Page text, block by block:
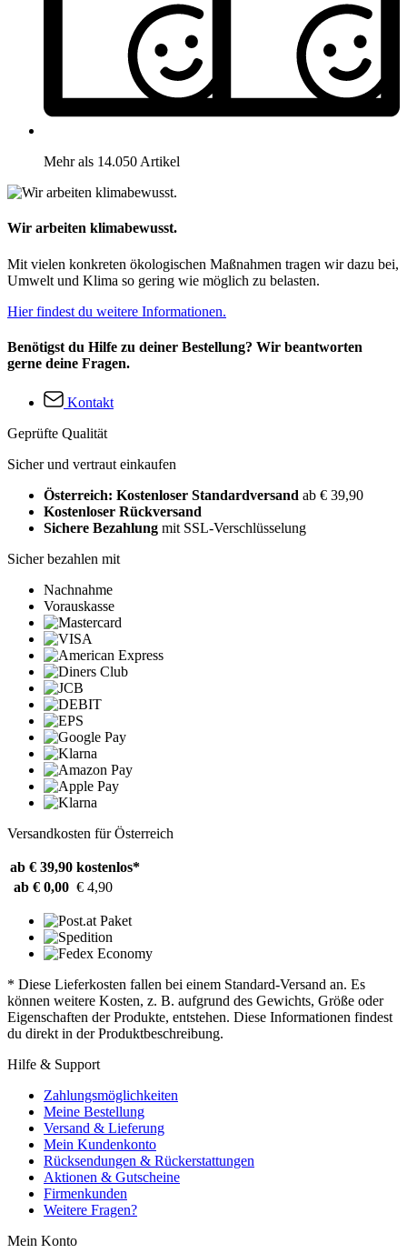
Mehr als 14.050 Artikel
Wir arbeiten klimabewusst.
Mit vielen konkreten ökologischen Maßnahmen tragen wir dazu bei,
Umwelt und Klima so gering wie möglich zu belasten.
Hier findest du weitere Informationen.
Benötigst du Hilfe zu deiner Bestellung? Wir beantworten
gerne deine Fragen.
Kontakt
Geprüfte Qualität
Sicher und vertraut einkaufen
Österreich: Kostenloser Standardversand ab € 39,90
Kostenloser Rückversand
Sichere Bezahlung mit SSL-Verschlüsselung
Sicher bezahlen mit
Nachnahme
Vorauskasse
Versandkosten für Österreich
ab € 39,90 kostenlos*
ab € 0,00 € 4,90
* Diese Lieferkosten fallen bei einem Standard-Versand an. Es
können weitere Kosten, z. B. aufgrund des Gewichts, Größe oder
Eigenschaften der Produkte, entstehen. Diese Informationen findest
du direkt in der Produktbeschreibung.
Hilfe & Support
Zahlungsmöglichkeiten
Meine Bestellung
Versand & Lieferung
Mein Kundenkonto
Rücksendungen & Rückerstattungen
Aktionen & Gutscheine
Firmenkunden
Weitere Fragen?
Mein Konto